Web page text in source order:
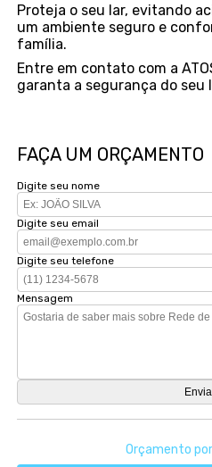
Proteja o seu lar, evitando
um ambiente seguro e
família.
Entre em contato com a
garanta a segurança do seu
FAÇA UM ORÇAMENTO
Digite seu nome
Digite seu email
Digite seu telefone
Mensagem
Orçamento